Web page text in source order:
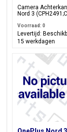
Camera
Nord 3
Voorraad: 0
Levertijd:
15 werkdagen